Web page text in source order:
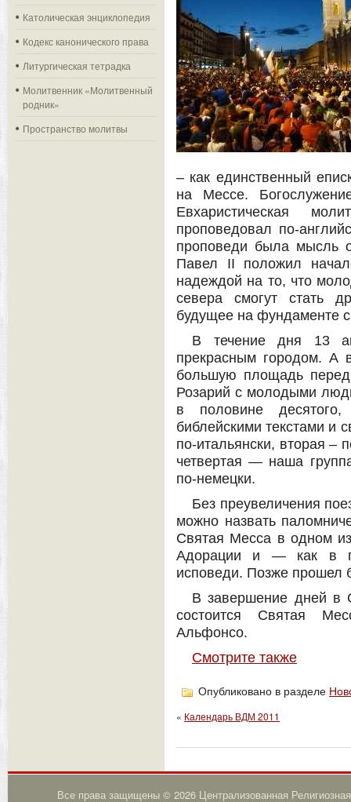
Католическая энциклопедия
Кодекс канонического права
Литургическая тетрадка
Молитвенник «Молитвенный
родник»
Пространство молитвы
– как единственный
на Мессе.
Евхаристическая
проповедовал по-
проповеди была мысль
Павел II положил
надеждой на то, что
севера смогут стать
будущее на фундаменте
В течение дня 13
прекрасным городом. А
большую площадь
Розарий с молодыми
в половине десятого,
библейскими текстами и
по-итальянски, вторая –
четвертая — наша
по-немецки.
Без преувеличения
можно назвать
Святая Месса в одном
Адорации и — как в
исповеди. Позже прошел
В завершение дней в
состоится Святая
Альфонсо.
Смотрите также
Опубликовано в разделе
« Календарь ВДМ 2011
Все права защищены © 2026 Централизованная